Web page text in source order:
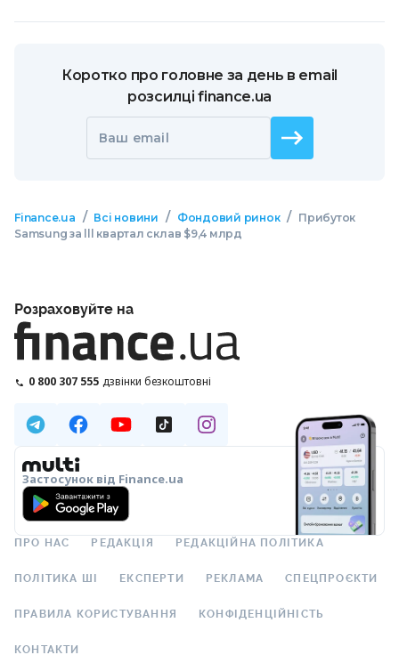
Коротко про головне за день в email
розсилці finance.ua
Ваш email
Finance.ua / Всі новини / Фондовий ринок / Прибуток
Samsung за lll квартал склав $9,4 млрд
Розраховуйте на
0 800 307 555 дзвінки безкоштовні
Застосунок від Finance.ua
ПРО НАС РЕДАКЦІЯ РЕДАКЦІЙНА ПОЛІТИКА
ПОЛІТИКА ШІ ЕКСПЕРТИ РЕКЛАМА СПЕЦПРОЄКТИ
ПРАВИЛА КОРИСТУВАННЯ КОНФІДЕНЦІЙНІСТЬ
КОНТАКТИ